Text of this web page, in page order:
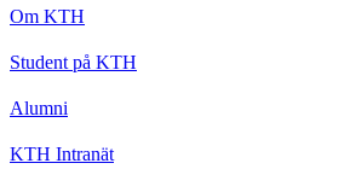
Om KTH
Student på KTH
Alumni
KTH Intranät